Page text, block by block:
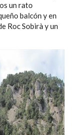
un rato
balcón y en
Roc Sobirà y un